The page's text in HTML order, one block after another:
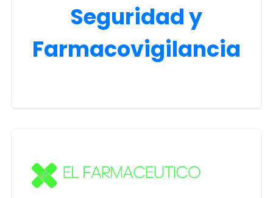
Seguridad y
Farmacovigilancia